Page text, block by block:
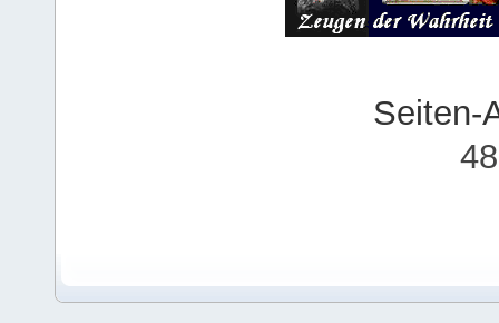
Seiten-